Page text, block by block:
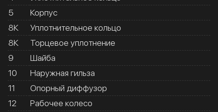
5
Корпус
8К
Уплотнительное кольцо
8К
Торцевое уплотнение
9
Шайба
10
Наружная гильза
11
Опорный диффузор
12
Рабочее колесо